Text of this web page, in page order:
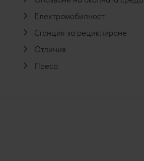
Електромобилност
Станция за рециклиране
Отличия
Преса